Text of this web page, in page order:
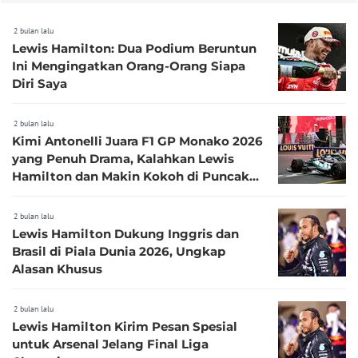
2 bulan lalu
Lewis Hamilton: Dua Podium Beruntun
Ini Mengingatkan Orang-Orang Siapa
Diri Saya
2 bulan lalu
Kimi Antonelli Juara F1 GP Monako 2026
yang Penuh Drama, Kalahkan Lewis
Hamilton dan Makin Kokoh di Puncak
2 bulan lalu
Lewis Hamilton Dukung Inggris dan
Brasil di Piala Dunia 2026, Ungkap
Alasan Khusus
2 bulan lalu
Lewis Hamilton Kirim Pesan Spesial
untuk Arsenal Jelang Final Liga